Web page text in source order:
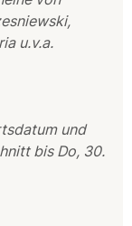
u.v.a.
und
bis Do, 30.